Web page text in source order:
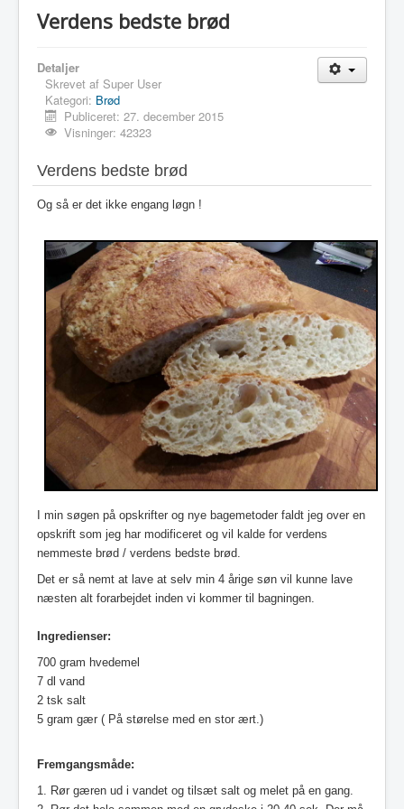
Verdens bedste brød
Detaljer
Skrevet af Super User
Kategori: Brød
Publiceret: 27. december 2015
Visninger: 42323
Verdens bedste brød
Og så er det ikke engang løgn !
I min søgen på opskrifter og nye bagemetoder faldt jeg over en
opskrift som jeg har modificeret og vil kalde for verdens
nemmeste brød / verdens bedste brød.
Det er så nemt at lave at selv min 4 årige søn vil kunne lave
næsten alt forarbejdet inden vi kommer til bagningen.
Ingredienser:
700 gram hvedemel
7 dl vand
2 tsk salt
5 gram gær ( På størelse med en stor ært.)
Fremgangsmåde:
1. Rør gæren ud i vandet og tilsæt salt og melet på en gang.